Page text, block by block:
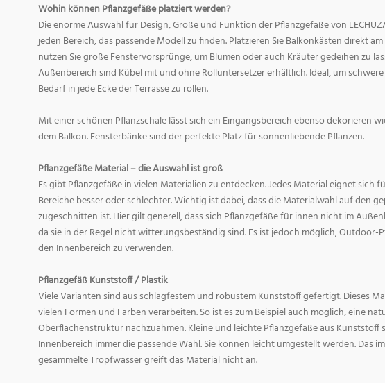
Wohin können Pflanzgefäße platziert werden?
Die enorme Auswahl für Design, Größe und Funktion der Pflanzgefäße von
jeden Bereich, das passende Modell zu finden. Platzieren Sie Balkonkästen direkt
nutzen Sie große Fenstervorsprünge, um Blumen oder auch Kräuter gedeihen zu
Außenbereich sind Kübel mit und ohne Rolluntersetzer erhältlich. Ideal, um
Bedarf in jede Ecke der Terrasse zu rollen.
Mit einer schönen Pflanzschale lässt sich ein Eingangsbereich ebenso dekorieren
dem Balkon. Fensterbänke sind der perfekte Platz für sonnenliebende Pflanzen.
Pflanzgefäße Material – die Auswahl ist groß
Es gibt Pflanzgefäße in vielen Materialien zu entdecken. Jedes Material eignet sich
Bereiche besser oder schlechter. Wichtig ist dabei, dass die Materialwahl auf den
zugeschnitten ist. Hier gilt generell, dass sich Pflanzgefäße für innen nicht im
da sie in der Regel nicht witterungsbeständig sind. Es ist jedoch möglich, Outdoor-
den Innenbereich zu verwenden.
Pflanzgefäß Kunststoff / Plastik
Viele Varianten sind aus schlagfestem und robustem Kunststoff gefertigt. Dieses
vielen Formen und Farben verarbeiten. So ist es zum Beispiel auch möglich, eine
Oberflächenstruktur nachzuahmen. Kleine und leichte Pflanzgefäße aus Kunststoff
Innenbereich immer die passende Wahl. Sie können leicht umgestellt werden. Das
gesammelte Tropfwasser greift das Material nicht an.